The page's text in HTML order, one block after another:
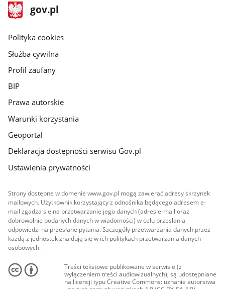
stopka
gov.pl
Strona
gov.pl
gov.pl
Polityka cookies
Służba cywilna
Profil zaufany
BIP
Prawa autorskie
Warunki korzystania
Geoportal
Deklaracja dostępności serwisu Gov.pl
Ustawienia prywatności
Strony dostępne w domenie www.gov.pl mogą zawierać adresy skrzynek
mailowych. Użytkownik korzystający z odnośnika będącego adresem e-
mail zgadza się na przetwarzanie jego danych (adres e-mail oraz
dobrowolnie podanych danych w wiadomości) w celu przesłania
odpowiedzi na przesłane pytania. Szczegóły przetwarzania danych przez
każdą z jednostek znajdują się w ich politykach przetwarzania danych
osobowych.
Treści tekstowe publikowane w serwisie (z
wyłączeniem treści audiowizualnych), są udostępniane
na licencji typu Creative Commons: uznanie autorstwa